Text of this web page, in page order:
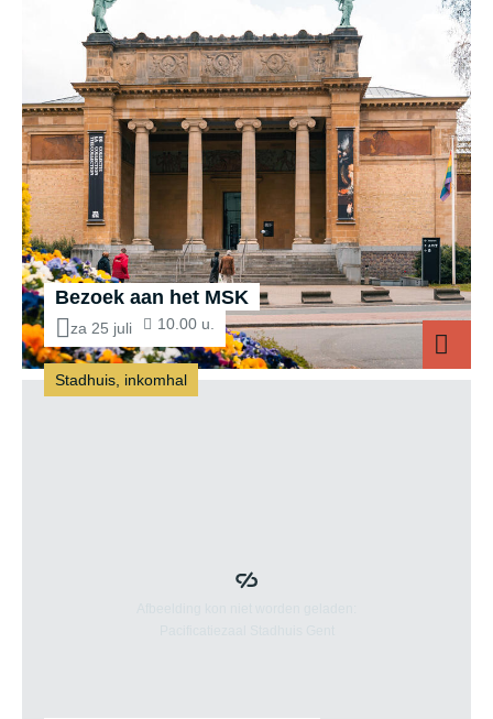
Bezoek aan het MSK
za 25 juli 10.00 u.
Bezoek
Stadhuis, inkomhal